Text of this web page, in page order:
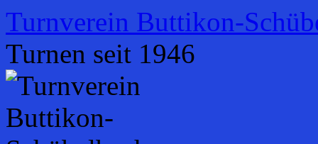
Zum
springen
Turnverein Buttikon-
Turnen seit 1946